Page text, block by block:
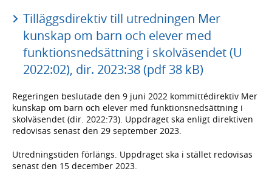
Tilläggsdirektiv till utredningen Mer
kunskap om barn och elever med
funktionsnedsättning i skolväsendet (U
2022:02), dir. 2023:38 (pdf 38 kB)
Regeringen beslutade den 9 juni 2022 kommittédirektiv Mer
kunskap om barn och elever med funktionsnedsättning i
skolväsendet (dir. 2022:73). Uppdraget ska enligt direktiven
redovisas senast den 29 september 2023.
Utredningstiden förlängs. Uppdraget ska i stället redovisas
senast den 15 december 2023.